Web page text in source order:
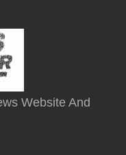
Website And